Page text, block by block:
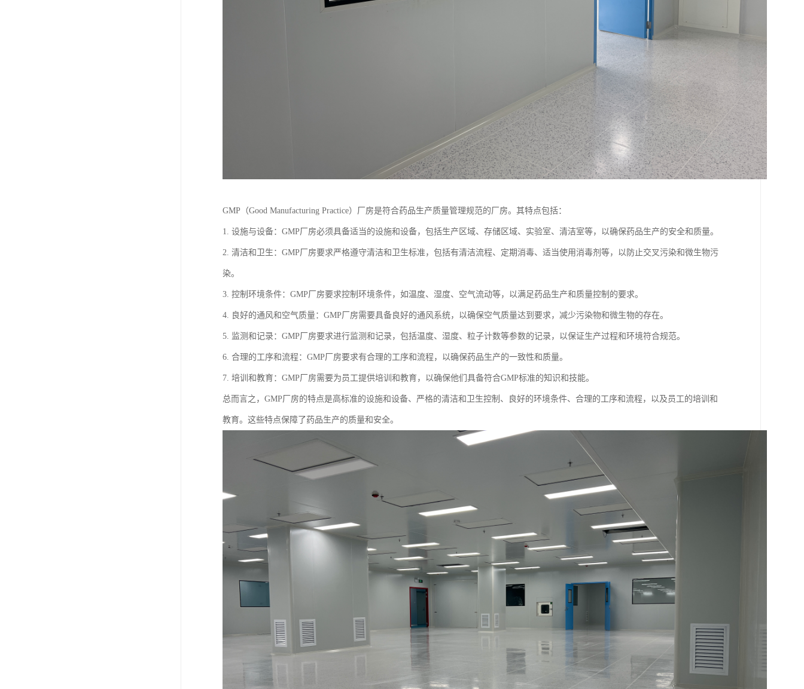
GMP（Good Manufacturing Practice）厂房是符合药品生产质量管理规范的厂房。其特点包括：
1. 设施与设备：GMP厂房必须具备适当的设施和设备，包括生产区域、存储区域、实验室、清洁室等，以确保药品生产的安全和质量。
2. 清洁和卫生：GMP厂房要求严格遵守清洁和卫生标准，包括有清洁流程、定期消毒、适当使用消毒剂等，以防止交叉污染和微生物污
染。
3. 控制环境条件：GMP厂房要求控制环境条件，如温度、湿度、空气流动等，以满足药品生产和质量控制的要求。
4. 良好的通风和空气质量：GMP厂房需要具备良好的通风系统，以确保空气质量达到要求，减少污染物和微生物的存在。
5. 监测和记录：GMP厂房要求进行监测和记录，包括温度、湿度、粒子计数等参数的记录，以保证生产过程和环境符合规范。
6. 合理的工序和流程：GMP厂房要求有合理的工序和流程，以确保药品生产的一致性和质量。
7. 培训和教育：GMP厂房需要为员工提供培训和教育，以确保他们具备符合GMP标准的知识和技能。
总而言之，GMP厂房的特点是高标准的设施和设备、严格的清洁和卫生控制、良好的环境条件、合理的工序和流程，以及员工的培训和
教育。这些特点保障了药品生产的质量和安全。